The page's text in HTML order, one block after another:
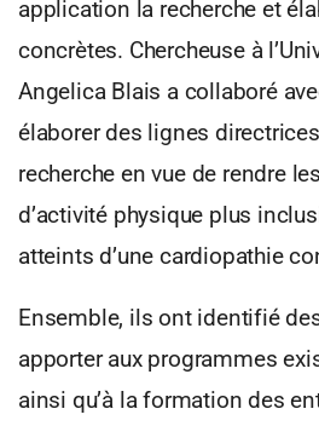
application la recherche et
concrètes. Chercheuse à
Angelica Blais a collaboré
élaborer des lignes
recherche en vue de rendre
d’activité physique plus
atteints d’une cardiopathie
Ensemble, ils ont identifié
apporter aux programmes
ainsi qu’à la formation des